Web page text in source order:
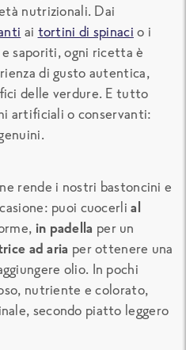
nutrizionali. Dai
ai tortini di spinaci o i
saporiti, ogni ricetta è
di gusto autentica,
delle verdure. E tutto
artificiali o conservanti:
rende i nostri bastoncini e
puoi cuocerlial
in padella per un
ad aria per ottenere una
olio. In pochi
nutriente e colorato,
secondo piatto leggero